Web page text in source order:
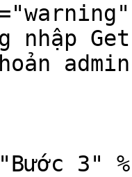
nhập
admin
3"